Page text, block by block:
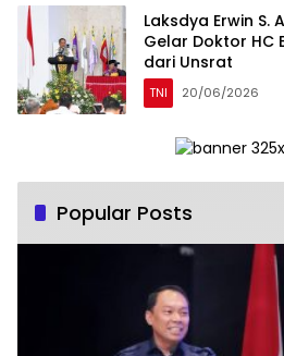
Laksdya Erwin
Gelar Doktor HC
dari Unsrat
TNI 20/06/2026
Popular Posts